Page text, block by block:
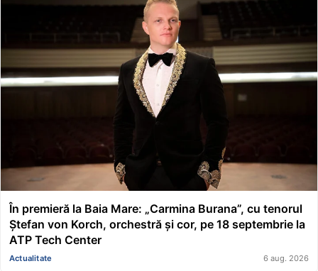
În premieră la Baia Mare: „Carmina Burana”, cu tenorul
Ștefan von Korch, orchestră și cor, pe 18 septembrie la
ATP Tech Center
Actualitate 6 aug. 2026